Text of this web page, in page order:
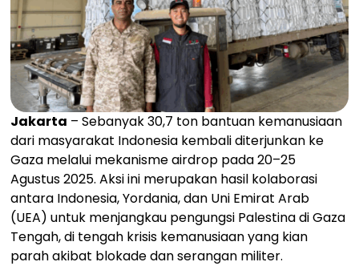
Jakarta – Sebanyak 30,7 ton bantuan kemanusiaan
dari masyarakat Indonesia kembali diterjunkan ke
Gaza melalui mekanisme airdrop pada 20–25
Agustus 2025. Aksi ini merupakan hasil kolaborasi
antara Indonesia, Yordania, dan Uni Emirat Arab
(UEA) untuk menjangkau pengungsi Palestina di Gaza
Tengah, di tengah krisis kemanusiaan yang kian
parah akibat blokade dan serangan militer.